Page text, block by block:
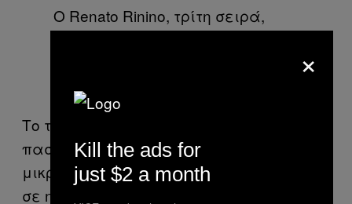
Ο Renato Rinino, τρίτη σειρά,
στη θερινή κατασκήνωση
Το ταλέντο του σύντομα έγινε
πασίγνωστο στον κόσμο των
μικροαδικημάτων στη Savona και έτσι,
σε ηλικία 11 ετών, ύστερα από μια
×
Kill the ads for
just $2 a month